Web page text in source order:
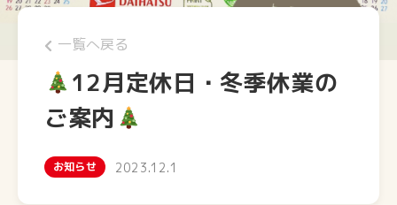
一覧へ戻る
12月定休日・冬季休業の
ご案内
お知らせ 2023.12.1